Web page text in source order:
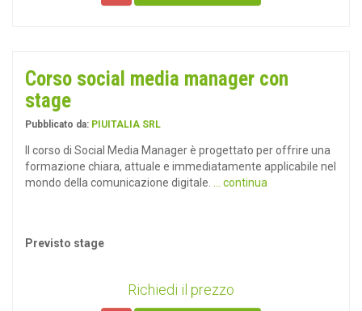
Corso social media manager con
stage
Pubblicato da: PIUITALIA SRL
Il corso di Social Media Manager è progettato per offrire una
formazione chiara, attuale e immediatamente applicabile nel
mondo della comunicazione digitale.
... continua
Previsto stage
Richiedi il prezzo